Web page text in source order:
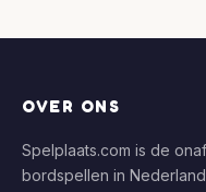
OVER ONS
Spelplaats.com is de
bordspellen in